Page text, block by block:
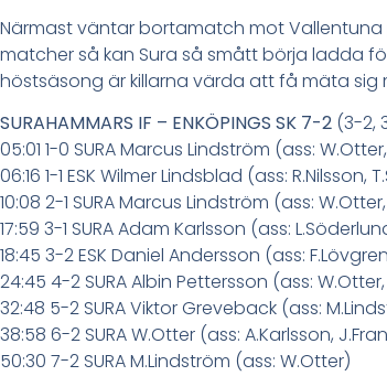
Närmast väntar bortamatch mot
matcher så kan Sura så smått börja ladda
höstsäsong är killarna värda att få mäta
SURAHAMMARS IF – ENKÖPINGS SK 7-2 (3-2,
05:01 1-0 SURA Marcus Lindström (ass:
06:16 1-1 ESK Wilmer Lindsblad (ass: R.Nilsson,
10:08 2-1 SURA Marcus Lindström (ass:
17:59 3-1 SURA Adam Karlsson (ass:
18:45 3-2 ESK Daniel Andersson (ass:
24:45 4-2 SURA Albin Pettersson (ass:
32:48 5-2 SURA Viktor Greveback (ass:
38:58 6-2 SURA W.Otter (ass: A.Karlsson,
50:30 7-2 SURA M.Lindström (ass: W.Otter)